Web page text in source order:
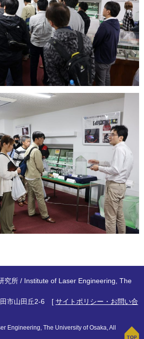
究所 / Institute of Laser Engineering, The
市山田丘2-6 [ サイトポリシー・お問い合
Engineering, The University of Osaka, All